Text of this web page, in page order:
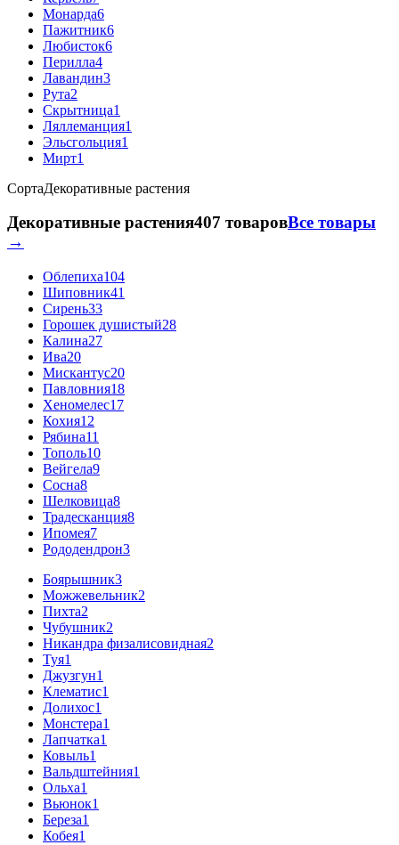
Монарда6
Пажитник6
Любисток6
Перилла4
Лавандин3
Рута2
Скрытница1
Ляллеманция1
Эльсгольция1
Мирт1
СортаДекоративные растения
Декоративные растения407 товаровВсе товары
→
Облепиха104
Шиповник41
Сирень33
Горошек душистый28
Калина27
Ива20
Мискантус20
Павловния18
Хеномелес17
Кохия12
Рябина11
Тополь10
Вейгела9
Сосна8
Шелковица8
Традесканция8
Ипомея7
Рододендрон3
Боярышник3
Можжевельник2
Пихта2
Чубушник2
Никандра физалисовидная2
Туя1
Джузгун1
Клематис1
Долихос1
Монстера1
Лапчатка1
Ковыль1
Вальдштейния1
Ольха1
Вьюнок1
Береза1
Кобея1